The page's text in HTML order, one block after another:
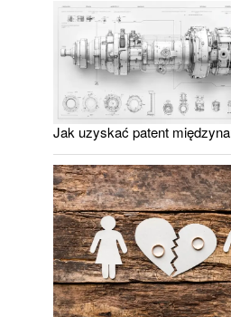
Jak uzyskać patent